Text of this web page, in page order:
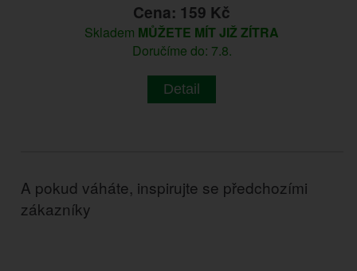
Cena: 159 Kč
Skladem MŮŽETE MÍT JIŽ ZÍTRA
Doručíme do: 7.8.
Detail
A pokud váháte, inspirujte se předchozími
zákazníky